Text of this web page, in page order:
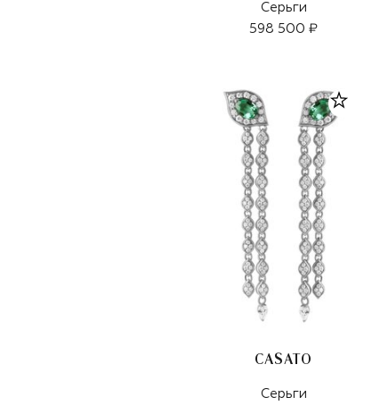
Серьги
598 500 ₽
CASATO
Серьги